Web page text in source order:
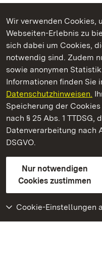
Wir verwenden Cookies,
Webseiten-Erlebnis zu
sich dabei um Cookies,
notwendig sind. Zudem
sowie anonymen
Informationen finden Sie
Datenschutzhinweisen.
Speicherung der
nach § 25 Abs. 1
Datenverarbeitung nach
DSGVO.
Nur notwendigen
Cookies zustimmen
Cookie-Einstellungen
Kommen. Staunen.
Staatliche Schlösser und
Staatliche Schlösser
Kontakt
Gebärdensprache
Erklärung zur
BITV-konform (geprüfte
Weiteres